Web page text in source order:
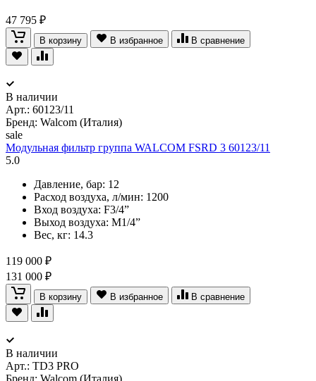
47 795 ₽
В корзину В избранное В сравнение
В наличии
Арт.: 60123/11
Бренд: Walcom (Италия)
sale
Модульная фильтр группа WALCOM FSRD 3 60123/11
5.0
Давление, бар: 12
Расход воздуха, л/мин: 1200
Вход воздуха: F3/4”
Выход воздуха: M1/4”
Вес, кг: 14.3
119 000 ₽
131 000 ₽
В корзину В избранное В сравнение
В наличии
Арт.: TD3 PRO
Бренд: Walcom (Италия)